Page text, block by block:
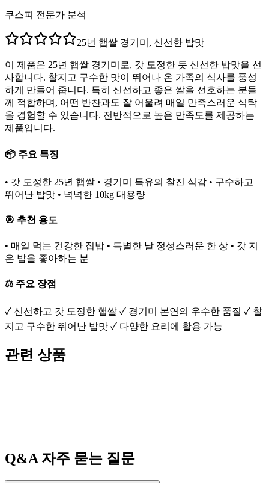
쿠스피 전문가 분석
25년 햅쌀 경기미, 신선한 밥맛
이 제품은 25년 햅쌀 경기미로, 갓 도정한 듯 신선한 밥맛을 선
사합니다. 찰지고 구수한 맛이 뛰어나 온 가족의 식사를 풍성
하게 만들어 줍니다. 특히 신선하고 좋은 쌀을 선호하는 분들
께 적합하며, 어떤 반찬과도 잘 어울려 매일 만족스러운 식탁
을 경험할 수 있습니다. 전반적으로 높은 만족도를 제공하는
제품입니다.
📦 주요 특징
• 갓 도정한 25년 햅쌀 • 경기미 특유의 찰진 식감 • 구수하고
뛰어난 밥맛 • 넉넉한 10kg 대용량
🎯 추천 용도
• 매일 먹는 건강한 집밥 • 특별한 날 정성스러운 한 상 • 갓 지
은 밥을 좋아하는 분
⚖️ 주요 장점
✓ 신선하고 갓 도정한 햅쌀 ✓ 경기미 본연의 우수한 품질 ✓ 찰
지고 구수한 뛰어난 밥맛 ✓ 다양한 요리에 활용 가능
관련 상품
Q&A 자주 묻는 질문